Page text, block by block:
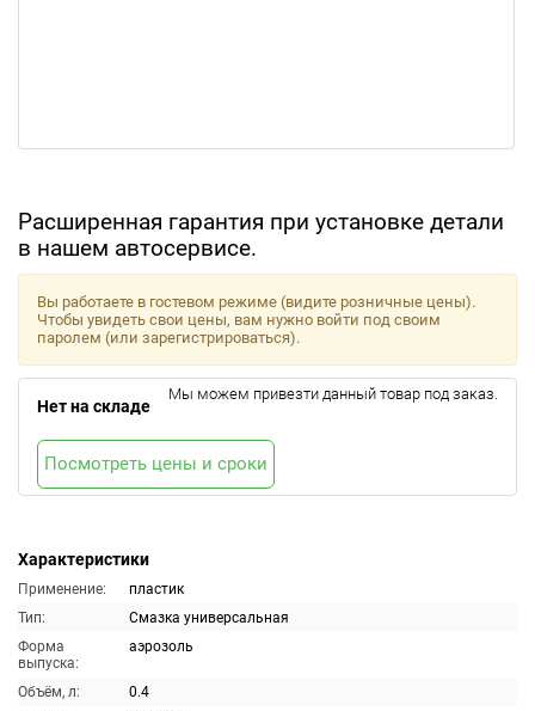
Расширенная гарантия при установке детали
в нашем автосервисе.
Характеристики
Применение:
пластик
Тип:
Смазка универсальная
Форма
выпуска:
аэрозоль
Объём, л:
0.4
Вы работаете в гостевом режиме (видите розничные цены).
Чтобы увидеть свои цены, вам нужно войти под своим
паролем (или зарегистрироваться).
Нет на складе
Мы можем привезти данный товар под заказ.
Посмотреть цены и сроки